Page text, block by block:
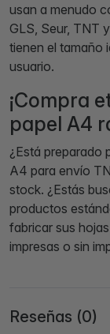
usan a menudo
GLS, Seur, TNT
tienen el tamaño
usuario.
¡Compra
papel A4
¿Está preparado
A4 para envío
stock. ¿Estás
productos
fabricar sus
impresas o sin
Reseñas (0)